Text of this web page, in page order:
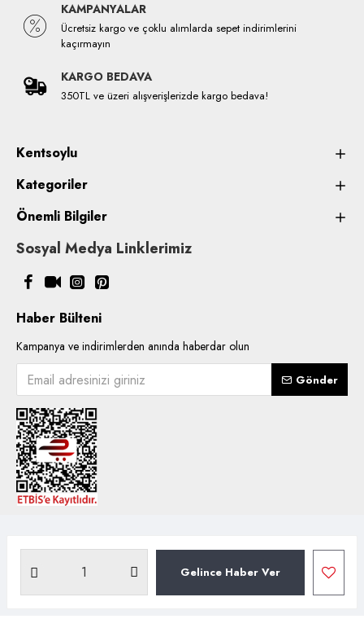
Gelince Haber Ver
KAMPANYALAR
Ücretsiz kargo ve çoklu alımlarda sepet indirimlerini
kaçırmayın
KARGO BEDAVA
350TL ve üzeri alışverişlerizde kargo bedava!
Kentsoylu
Kategoriler
Önemli Bilgiler
Sosyal Medya Linklerimiz
Haber Bülteni
Kampanya ve indirimlerden anında haberdar olun
Gönder